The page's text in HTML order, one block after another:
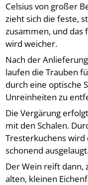
Celsius von großer
zieht sich die feste,
zusammen, und das
wird weicher.
Nach der
laufen die Trauben
durch eine optische
Unreinheiten zu
Die Vergärung
mit den Schalen.
Tresterkuchens wird
schonend
Der Wein reift dann,
alten, kleinen